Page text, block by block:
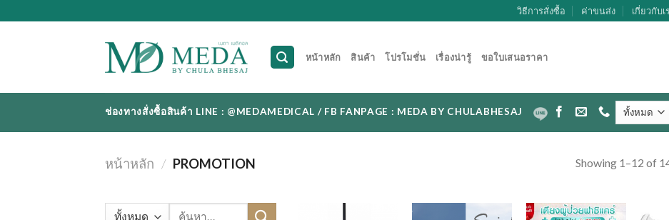
to
วิธีการสั่งซื้อ ค่าขนส่ง เกี่ยวกับเ
หน้าหลัก สินค้า โปรโมชั่น เรื่องน่ารู้ ขอใบเสนอราคา
ช่องทางสั่งซื้อสินค้า LINE : @MEDAMEDICAL / FB FANPAGE : MEDA BY CHULABHESAJ
หน้าหลัก / PROMOTION Showing 1–12 of
ค้นหา: